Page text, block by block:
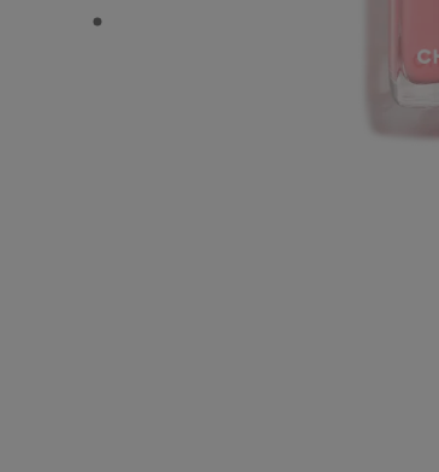
LE VERNIS - Ansicht der grundlegenden Textur